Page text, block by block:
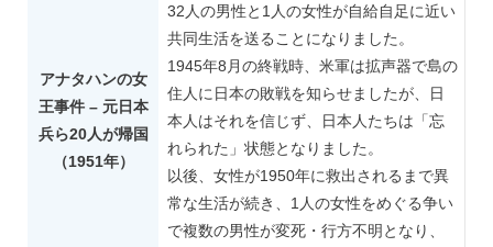
アナタハンの女
王事件 – 元日本
兵ら20人が帰国
（1951年）
32人の男性と1人の女性が自給自足に近い
共同生活を送ることになりました。
1945年8月の終戦時、米軍は拡声器で島の
住人に日本の敗戦を知らせましたが、日
本人はそれを信じず、日本人たちは「忘
れられた」状態となりました。
以後、女性が1950年に救出されるまで異
常な生活が続き、1人の女性をめぐる争い
で複数の男性が変死・行方不明となり、